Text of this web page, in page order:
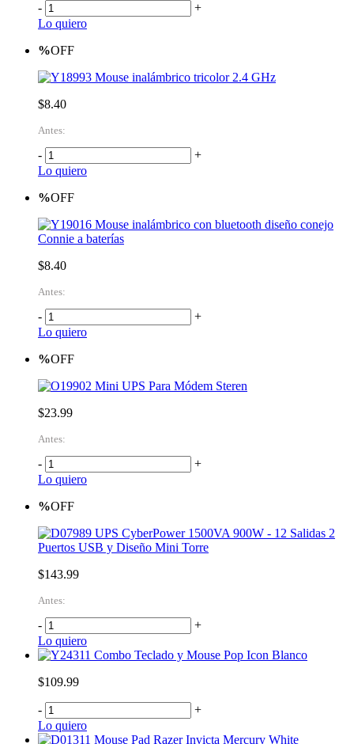
-
+
Lo quiero
%OFF
Mouse inalámbrico tricolor 2.4 GHz
$8.40
Antes:
-
+
Lo quiero
%OFF
Mouse inalámbrico con bluetooth diseño conejo
Connie a baterías
$8.40
Antes:
-
+
Lo quiero
%OFF
Mini UPS Para Módem Steren
$23.99
Antes:
-
+
Lo quiero
%OFF
UPS CyberPower 1500VA 900W - 12 Salidas 2
Puertos USB y Diseño Mini Torre
$143.99
Antes:
-
+
Lo quiero
Combo Teclado y Mouse Pop Icon Blanco
$109.99
-
+
Lo quiero
Mouse Pad Razer Invicta Mercury White